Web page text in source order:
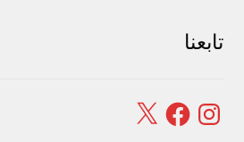
تابعنا
Instagram
Facebook
X